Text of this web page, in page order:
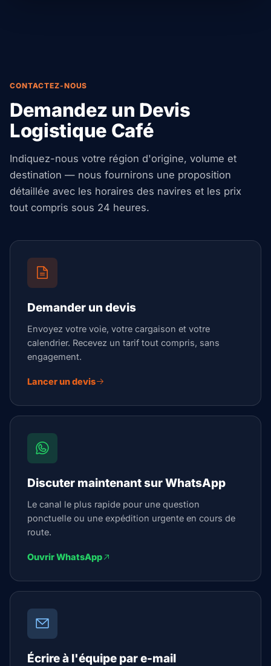
CONTACTEZ-NOUS
Demandez un Devis
Logistique Café
Indiquez-nous votre région d'origine, volume et
destination — nous fournirons une proposition
détaillée avec les horaires des navires et les prix
tout compris sous 24 heures.
Demander un devis
Envoyez votre voie, votre cargaison et votre
calendrier. Recevez un tarif tout compris, sans
engagement.
Lancer un devis
Discuter maintenant sur WhatsApp
Le canal le plus rapide pour une question
ponctuelle ou une expédition urgente en cours de
route.
Ouvrir WhatsApp
Écrire à l'équipe par e-mail